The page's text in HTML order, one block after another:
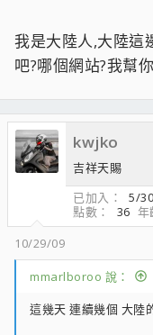
還是同區段都被封？
我是大陸人,大陸這
吧?哪個網站?我幫
kwjko
吉祥天賜
已加入
5/
點數
36 年
10/29/09
mmarlboroo 說：
這幾天 連續幾個 大陸